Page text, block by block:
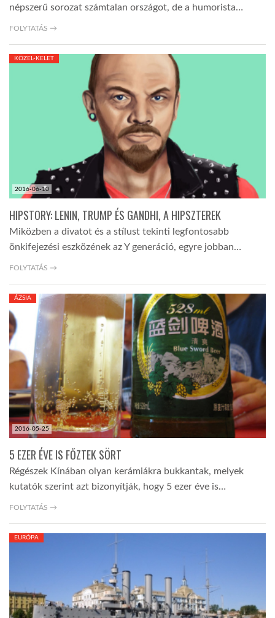
LINKTR.EE
GLOBOZSARU
DOBRAVERO.HU
GLOBOBOOK
népszerű sorozat számtalan országot, de a humorista…
FOLYTATÁS →
2016-06-10
KÖZEL-KELET
HIPSTORY: LENIN, TRUMP ÉS GANDHI, A HIPSZTEREK
Miközben a divatot és a stílust tekinti legfontosabb
önkifejezési eszközének az Y generáció, egyre jobban…
FOLYTATÁS →
2016-05-25
ÁZSIA
5 EZER ÉVE IS FŐZTEK SÖRT
Régészek Kínában olyan kerámiákra bukkantak, melyek
kutatók szerint azt bizonyítják, hogy 5 ezer éve is…
FOLYTATÁS →
EURÓPA